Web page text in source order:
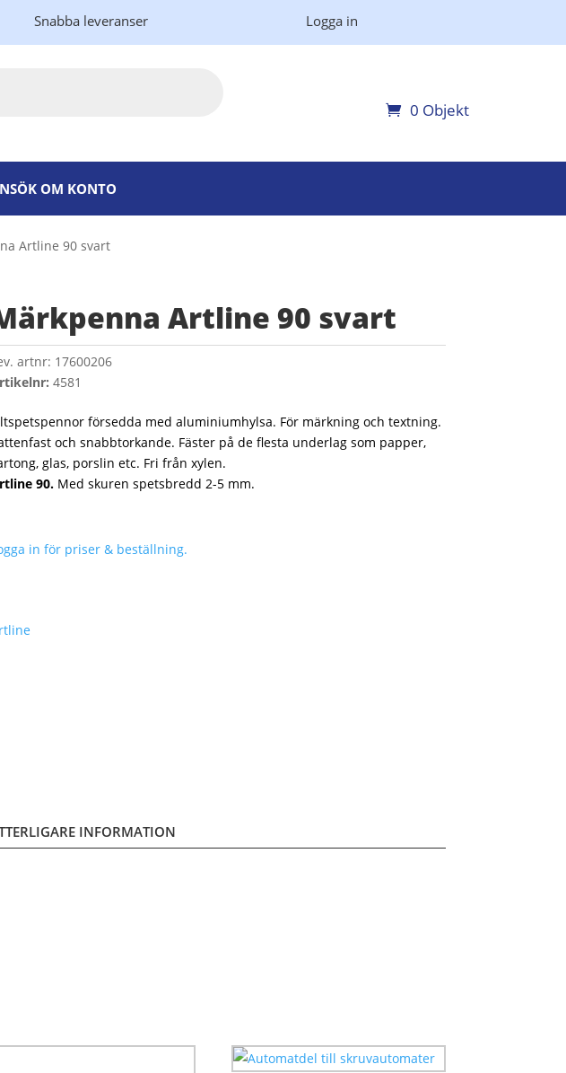
Snabba leveranser Logga in
0 Objekt
OM KONTO
Artline 90 svart
Artline 90 svart
artnr: 17600206
4581
försedda med aluminiumhylsa. För märkning och textning.
och snabbtorkande. Fäster på de flesta underlag som papper,
glas, porslin etc. Fri från xylen.
90.Med skuren spetsbredd 2-5 mm.
in för priser & beställning.
INFORMATION